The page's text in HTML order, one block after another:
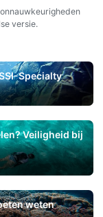
versie.
Specialty
Veiligheid bij
weten